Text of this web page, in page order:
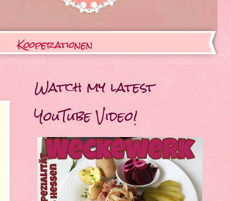
Kooperationen
Watch my latest
YouTube Video!